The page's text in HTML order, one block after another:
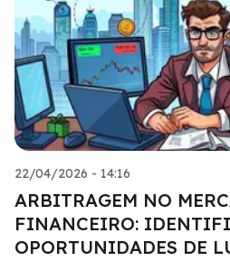
22/04/2026 - 14:16
ARBITRAGEM NO
FINANCEIRO:
OPORTUNIDADES DE